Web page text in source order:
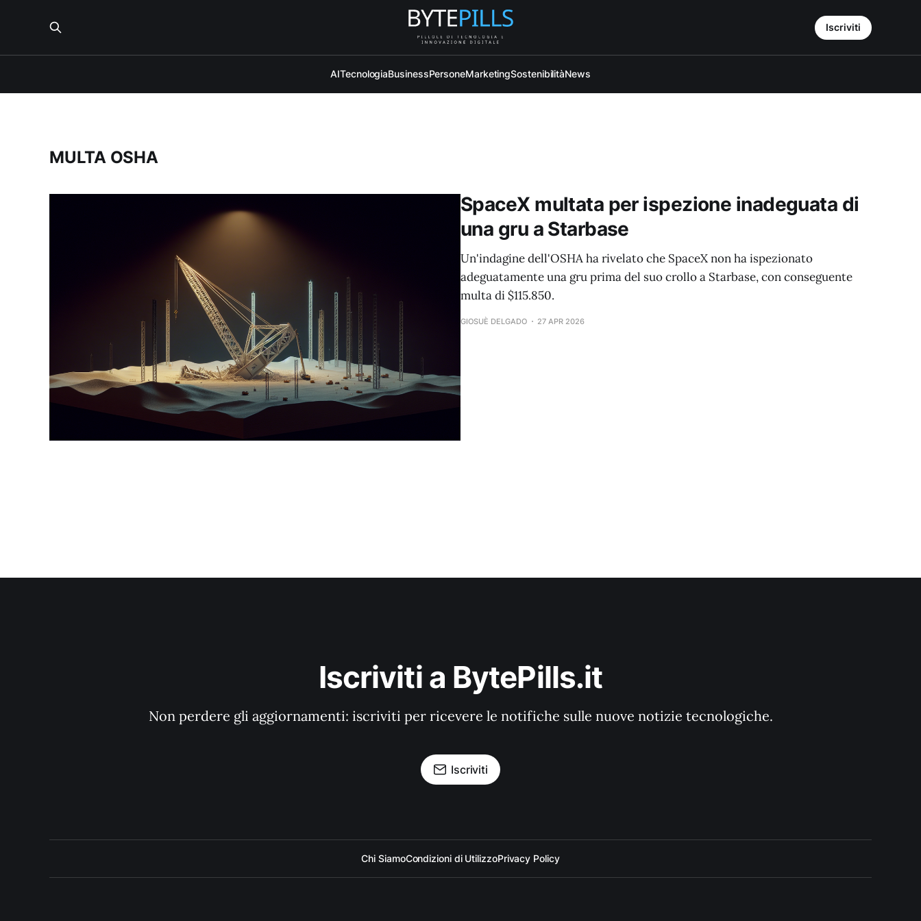
AITecnologiaBusinessPersoneMarketingSostenibilitàNews
Iscriviti
MULTA OSHA
SpaceX multata per ispezione inadeguata di
una gru a Starbase
Un'indagine dell'OSHA ha rivelato che SpaceX non ha ispezionato
adeguatamente una gru prima del suo crollo a Starbase, con conseguente
multa di $115.850.
GIOSUÈ DELGADO 27 APR 2026
Iscriviti a BytePills.it
Non perdere gli aggiornamenti: iscriviti per ricevere le notifiche sulle nuove notizie tecnologiche.
Iscriviti
Chi SiamoCondizioni di UtilizzoPrivacy Policy